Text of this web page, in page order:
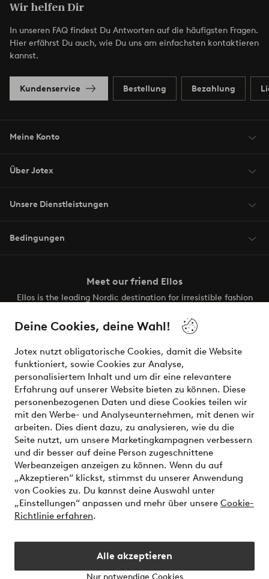
Deine Cookies, deine Wahl!
Jotex nutzt obligatorische Cookies, damit die Website
funktioniert, sowie Cookies zur Analyse,
personalisiertem Inhalt und um dir eine relevantere
Erfahrung auf unserer Website bieten zu können. Diese
personenbezogenen Daten und diese Cookies teilen wir
mit den Werbe- und Analyseunternehmen, mit denen wir
arbeiten. Dies dient dazu, zu analysieren, wie du die
Seite nutzt, um unsere Marketingkampagnen verbessern
und dir besser auf deine Person zugeschnittene
Werbeanzeigen anzeigen zu können. Wenn du auf
„Akzeptieren“ klickst, stimmst du unserer Anwendung
von Cookies zu. Du kannst deine Auswahl unter
„Einstellungen“ anpassen und mehr über unsere Cookie-
Richtlinie erfahren.
Alle akzeptieren
Nur notwendige Cookies
Wir helfen Dir
In unseren FAQ findest Du Antworten auf die häufigsten Fragen.
Hier erfährst Du auch, wie Du uns am einfachsten kontaktieren
kannst.
Kundenservice Bestellung Bezahlung
Meine Konto
Über Jotex
Unsere Dienstleistungen
Bedingungen
Meet our friend Ellos
Ellos is the leading Nordic destination for irresistible fashion
the latest trends, curated to make finding your next look
effortless. It’s all here.
Visit Ellos
Sichere Zahlungen - Jetzt bezahlen oder aufteilen
Möchtest du mehr über unsere
Zahlungsmöglichkeitenerfahren?